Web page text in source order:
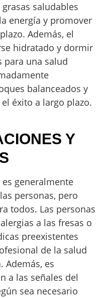
saludables
energía y promover
Además, el
hidratado y dormir
para una salud
balanceados y
éxito a largo plazo.
Y
es generalmente
personas, pero
todos. Las personas
a las fresas o
preexistentes
de la salud
Además, es
a las señales del
sea necesario